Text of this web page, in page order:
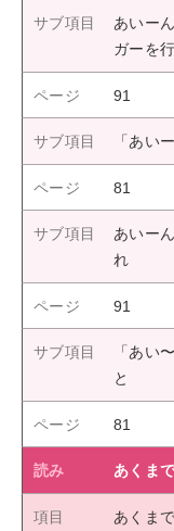
あいー
ガーを
91
「あい
81
あいー
れ
91
「あい
と
81
あくま
あくま